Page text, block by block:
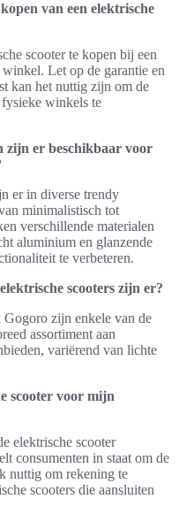
van een elektrische
scooter te kopen bij een
Let op de garantie en
kan het nuttig zijn om de
winkels te
zijn er beschikbaar voor
er in diverse trendy
minimalistisch tot
verschillende materialen
aluminium en glanzende
te verbeteren.
scooters zijn er?
zijn enkele van de
assortiment aan
variërend van lichte
scooter voor mijn
elektrische scooter
consumenten in staat om de
nuttig om rekening te
scooters die aansluiten